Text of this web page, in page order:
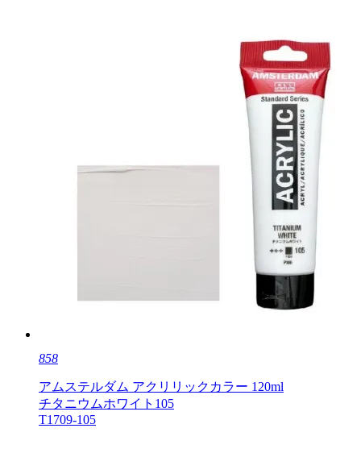
858
アムステルダム アクリリックカラー 120ml
チタニウムホワイト105
T1709-105